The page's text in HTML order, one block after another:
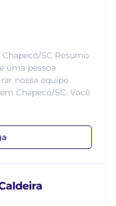
SC Resumo
uma pessoa
nossa equipe
Chapecó/SC. Você